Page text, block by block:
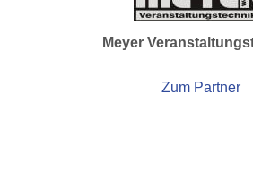
Meyer
Zum Partner